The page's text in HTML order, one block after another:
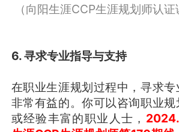
（向阳生涯CCP生涯规划师认证
6. 寻求专业指导与支持
在职业生涯规划过程中，寻求
非常有益的。你可以咨询职业
或经验丰富的职业人士，